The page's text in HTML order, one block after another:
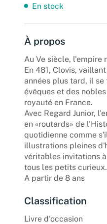
En stock
À propos
Au Ve siècle, l'empire
En 481, Clovis,
années plus tard, il
évêques et des
royauté en France.
Avec Regard Junior,
en «routards» de
quotidienne comme
illustrations pleines
véritables invitations
tous les petits curieux.
A partir de 8 ans
Classification
Livre d'occasion